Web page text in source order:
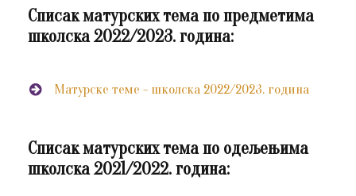
Списак матурских тема по предметима
школска 2022/2023. година:
Матурске теме - школска 2022/2023. година
Списак матурских тема по одељењима
школска 2021/2022. година: